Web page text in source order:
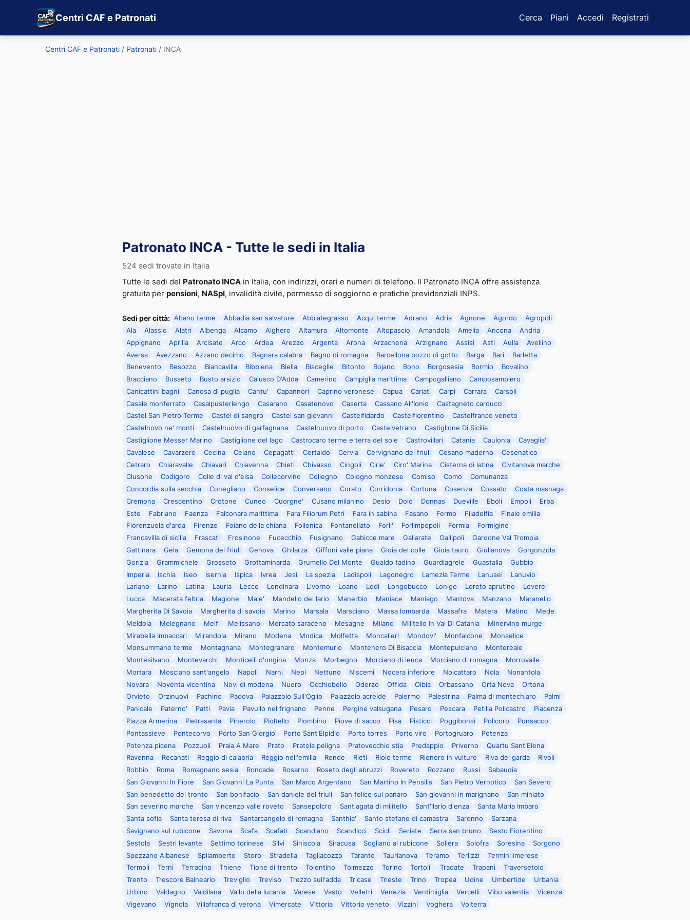
Centri CAF e Patronati Cerca Piani Accedi Registrati
Centri CAF e Patronati / Patronati / INCA
Patronato INCA - Tutte le sedi in Italia
524 sedi trovate in Italia
Tutte le sedi del Patronato INCA in Italia, con indirizzi, orari e numeri di telefono. Il Patronato INCA offre assistenza
gratuita per pensioni, NASpI, invalidità civile, permesso di soggiorno e pratiche previdenziali INPS.
Sedi per città: Abano terme Abbadia san salvatore Abbiategrasso Acqui terme Adrano Adria Agnone Agordo
Agropoli
Ala
Alassio Alatri Albenga Alcamo Alghero Altamura Altomonte Altopascio Amandola Amelia Ancona
Andria
Appignano
Aprilia Arcisate Arco Ardea Arezzo Argenta Arona Arzachena Arzignano Assisi Asti Aulla
Avellino
Aversa
Avezzano Azzano decimo Bagnara calabra Bagno di romagna Barcellona pozzo di gotto Barga Bari
Barletta
Benevento
Besozzo Biancavilla Bibbiena Biella Bisceglie Bitonto Bojano Bono Borgosesia Bormio
Bovalino
Bracciano
Busseto Busto arsizio Calusco D'Adda Camerino Campiglia marittima Campogalliano
Camposampiero
Canicattini bagni
Canosa di puglia Cantu' Capannori Caprino veronese Capua Cariati Carpi Carrara
Carsoli
Casale monferrato
Casalpusterlengo Casarano Casatenovo Caserta Cassano All'Ionio
Castagneto carducci
Castel San Pietro Terme
Castel di sangro Castel san giovanni Castelfidardo Castelfiorentino
Castelfranco veneto
Castelnovo ne' monti
Castelnuovo di garfagnana Castelnuovo di porto Castelvetrano
Castiglione Di Sicilia
Castiglione Messer Marino
Castiglione del lago Castrocaro terme e terra del sole Castrovillari Catania Caulonia
Cavaglia'
Cavalese
Cavarzere Cecina Celano Cepagatti Certaldo Cervia Cervignano del friuli Cesano maderno
Cesenatico
Cetraro
Chiaravalle Chiavari Chiavenna Chieti Chivasso Cingoli Cirie' Ciro' Marina Cisterna di latina
Civitanova marche
Clusone
Codigoro Colle di val d'elsa Collecorvino Collegno Cologno monzese Comiso Como
Comunanza
Concordia sulla secchia
Conegliano Conselice Conversano Corato Corridonia Cortona Cosenza Cossato
Costa masnaga
Cremona
Crescentino Crotone Cuneo Cuorgne' Cusano milanino Desio Dolo Donnas Dueville Eboli Empoli
Erba
Este
Fabriano Faenza Falconara marittima Fara Filiorum Petri Fara in sabina Fasano Fermo Filadelfia
Finale emilia
Fiorenzuola d'arda
Firenze Foiano della chiana Follonica Fontanellato Forli' Forlimpopoli Formia
Formigine
Francavilla di sicilia
Frascati Frosinone Fucecchio Fusignano Gabicce mare Gallarate Gallipoli
Gardone Val Trompia
Gattinara
Gela Gemona del friuli Genova Ghilarza Giffoni valle piana Gioia del colle Gioia tauro Giulianova
Gorgonzola
Gorizia
Grammichele Grosseto Grottaminarda Grumello Del Monte Gualdo tadino Guardiagrele Guastalla
Gubbio
Imperia
Ischia Iseo Isernia Ispica Ivrea Jesi La spezia Ladispoli Lagonegro Lamezia Terme Lanusei
Lanuvio
Lariano
Larino Latina Lauria Lecco Lendinara Livorno Loano Lodi Longobucco Lonigo Loreto aprutino
Lovere
Lucca
Macerata feltria Magione Male' Mandello del lario Manerbio Maniace Maniago Mantova Manzano
Maranello
Margherita Di Savoia
Margherita di savoia Marino Marsala Marsciano Massa lombarda Massafra Matera Matino
Mede
Meldola
Melegnano Melfi Melissano Mercato saraceno Mesagne Milano Militello In Val Di Catania
Minervino murge
Mirabella Imbaccari
Mirandola Mirano Modena Modica Molfetta Moncalieri Mondovi' Monfalcone
Monselice
Monsummano terme
Montagnana Montegranaro Montemurlo Montenero Di Bisaccia Montepulciano
Montereale
Montesilvano
Montevarchi Monticelli d'ongina Monza Morbegno Morciano di leuca Morciano di romagna
Morrovalle
Mortara
Mosciano sant'angelo Napoli Narni Nepi Nettuno Niscemi Nocera inferiore Noicattaro Nola
Nonantola
Novara
Noventa vicentina Novi di modena Nuoro Occhiobello Oderzo Offida Olbia Orbassano Orta Nova
Ortona
Orvieto
Orzinuovi Pachino Padova Palazzolo Sull'Oglio Palazzolo acreide Palermo Palestrina Palma di montechiaro
Palmi
Panicale
Paterno' Patti Pavia Pavullo nel frignano Penne Pergine valsugana Pesaro Pescara Petilia Policastro
Piacenza
Piazza Armerina
Pietrasanta Pinerolo Pioltello Piombino Piove di sacco Pisa Pisticci Poggibonsi Policoro
Ponsacco
Pontassieve
Pontecorvo Porto San Giorgio Porto Sant'Elpidio Porto torres Porto viro Portogruaro
Potenza
Potenza picena
Pozzuoli Praia A Mare Prato Pratola peligna Pratovecchio stia Predappio Priverno
Quartu Sant'Elena
Ravenna
Recanati Reggio di calabria Reggio nell'emilia Rende Rieti Riolo terme Rionero in vulture Riva del garda
Rivoli
Robbio
Roma Romagnano sesia Roncade Rosarno Roseto degli abruzzi Rovereto Rozzano Russi
Sabaudia
San Giovanni In Fiore
San Giovanni La Punta San Marco Argentano San Martino In Pensilis San Pietro Vernotico
San Severo
San benedetto del tronto
San bonifacio San daniele del friuli San felice sul panaro San giovanni in marignano
San miniato
San severino marche
San vincenzo valle roveto Sansepolcro Sant'agata di militello Sant'ilario d'enza
Santa Maria Imbaro
Santa sofia
Santa teresa di riva Santarcangelo di romagna Santhia' Santo stefano di camastra Saronno
Sarzana
Savignano sul rubicone
Savona Scafa Scafati Scandiano Scandicci Scicli Seriate Serra san bruno
Sesto Fiorentino
Sestola
Sestri levante Settimo torinese Silvi Siniscola Siracusa Sogliano al rubicone Soliera Solofra Soresina
Sorgono
Spezzano Albanese
Spilamberto Storo Stradella Tagliacozzo Taranto Taurianova Teramo Terlizzi
Termini imerese
Termoli
Terni Terracina Thiene Tione di trento Tolentino Tolmezzo Torino Tortoli' Tradate Trapani
Traversetolo
Trento
Trescore Balneario Treviglio Treviso Trezzo sull'adda Tricase Trieste Trino Tropea Udine Umbertide
Urbania
Urbino
Valdagno Valdilana Vallo della lucania Varese Vasto Velletri Venezia Ventimiglia Vercelli Vibo valentia
Vicenza
Vigevano
Vignola Villafranca di verona Vimercate Vittoria Vittorio veneto Vizzini Voghera Volterra